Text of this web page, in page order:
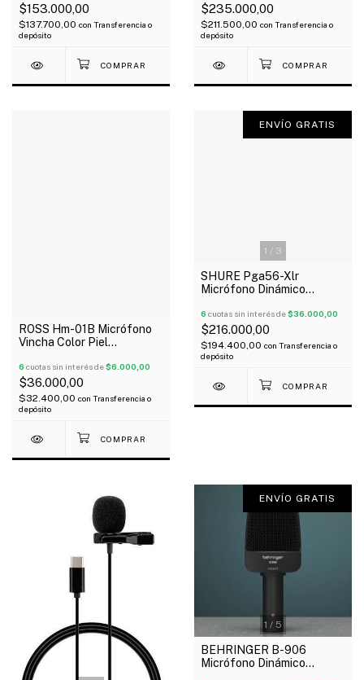
$153.000,00
$137.700,00 con Transferencia o
depósito
$235.000,00
$211.500,00 con Transferencia o
depósito
ROSS Hm-01B Micrófono
Vincha Color Piel
Omnidireccional P3
6 cuotas sin interés de$6.000,00
$36.000,00
$32.400,00 con Transferencia o
depósito
1 / 3
ENVÍO GRATIS
SHURE Pga56-Xlr
Micrófono Dinámico
6 cuotas sin interés de$36.000,00
$216.000,00
$194.400,00 con Transferencia o
depósito
1 / 5
ENVÍO GRATIS
BEHRINGER B-906
Micrófono Dinámico